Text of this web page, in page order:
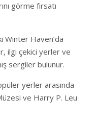
görme fırsatı
Winter Haven’da
ilgi çekici yerler ve
sergiler bulunur.
yerler arasında
ve Harry P. Leu